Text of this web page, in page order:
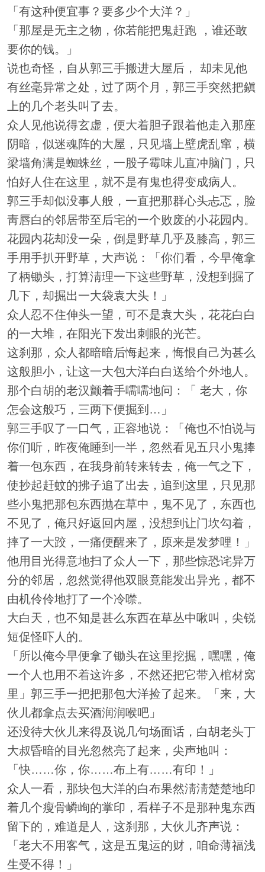
「有这种便宜事？要多少个大洋？」
「那屋是无主之物，你若能把鬼赶跑 ，谁还敢
要你的钱。」
说也奇怪，自从郭三手搬进大屋后， 却未见他
有丝毫异常之处，过了两个月，郭三手突然把鎭
上的几个老头叫了去。
众人见他说得玄虚，便大着胆子跟着他走入那座
阴暗，似迷魂阵的大屋，只见墙上壁虎乱窜，横
梁墙角满是蜘蛛丝，一股子霉味儿直冲脑门，只
怕好人住在这里，就不是有鬼也得变成病人。
郭三手却似没事人般，一直把那群心头忐忑，脸
靑唇白的邻居带至后宅的一个败废的小花园内。
花园内花却没一朵，倒是野草几乎及膝高，郭三
手用手扒开野草，大声说：「你们看，今早俺拿
了柄锄头，打算淸理一下这些野草，没想到掘了
几下，却掘出一大袋袁大头！」
众人忍不住伸头一望，可不是袁大头，花花白白
的一大堆，在阳光下发出刺眼的光芒。
这刹那，众人都暗暗后悔起来，悔恨自己为甚么
这般胆小，让这一大包大洋白白送给个外地人。
那个白胡的老汉颤着手嚅嚅地问：「 老大，你
怎会这般巧，三两下便掘到…」
郭三手叹了一口气，正容地说：「俺也不怕说与
你们听，昨夜俺睡到一半，忽然看见五只小鬼捧
着一包东西，在我身前转来转去，俺一气之下，
使抄起赶蚊的拂子追了出去，追到这里，只见那
些小鬼把那包东西抛在草中，鬼不见了，东西也
不见了，俺只好返回内屋，没想到让门坎勾着，
摔了一大跤，一痛便醒来了，原来是发梦哩！」
他用目光得意地扫了众人一下，那些惊恐诧异万
分的邻居，忽然觉得他双眼竟能发出异光，都不
由机伶伶地打了一个冷噤。
大白天，也不知是甚么东西在草丛中啾叫，尖锐
短促怪吓人的。
「所以俺今早便拿了锄头在这里挖掘，嘿嘿，俺
一个人也用不着这许多，不然还把它带入棺材窝
里」郭三手一把把那包大洋捡了起来。「来，大
伙儿都拿点去买酒润润喉吧」
还没待大伙儿来得及说几句场面话，白胡老头丁
大叔昏暗的目光忽然亮了起来，尖声地叫：
「快……你，你……布上有……有印！」
众人一看，那块包大洋的白布果然淸淸楚楚地印
着几个瘦骨嶙峋的掌印，看样子不是那种鬼东西
留下的，难道是人，这刹那，大伙儿齐声说：
「老大不用客气，这是五鬼运的财，咱命薄福浅
生受不得！」